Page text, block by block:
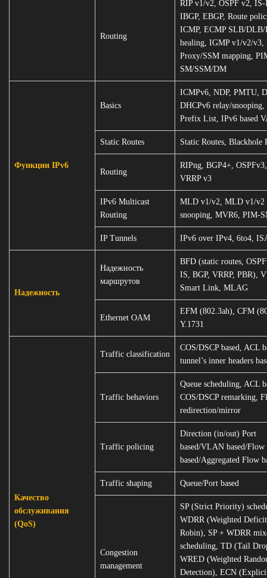
Routing
RIP v1/v2, OSPF v2,
IBGP, EBGP, Route
ICMP, ECMP SLB/DLB/
healing, IGMP v1/v2/v3,
Proxy/SSM mapping,
SM/SSM/DM
Функции IPv6
Basics
ICMPv6, NDP, PMTU,
DHCPv6 relay/snooping,
Prefix List, IPv6 based
Static Routes Static Routes, Blackhole
Routing
RIPng, BGP4+,
VRRP v3
IPv6 Multicast
Routing
MLD v1/v2, MLD v1/v2
snooping, MVR6, PIM-
IP Tunnels IPv6 over IPv4, 6to4,
Надежность
Надежность
маршрутов
BFD (static routes,
IS, BGP, VRRP, PBR),
Smart Link, MLAG
Ethernet OAM
EFM (802.3ah), CFM
Y.1731
Качество
обслуживания
(QoS)
Traffic classification
COS/DSCP based, ACL
tunnel’s inner headers
Traffic behaviors
Queue scheduling, ACL
COS/DSCP remarking,
redirection/mirror
Traffic policing
Direction (in/out) Port
based/VLAN based/Flow
based/Aggregated Flow
Traffic shaping Queue/Port based
Congestion
management
SP (Strict Priority)
WDRR (Weighted
Robin), SP + WDRR
scheduling, TD (Tail
WRED (Weighted
Detection), ECN